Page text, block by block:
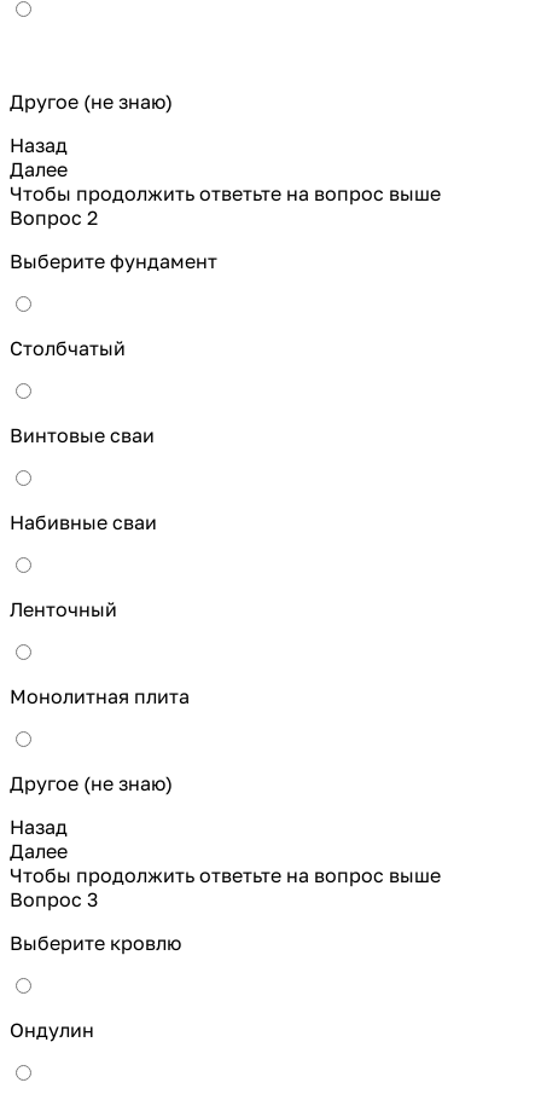
Другое (не знаю)
Назад
Далее
Чтобы продолжить ответьте на вопрос выше
Вопрос 2
Выберите фундамент
Столбчатый
Винтовые сваи
Набивные сваи
Ленточный
Монолитная плита
Другое (не знаю)
Назад
Далее
Чтобы продолжить ответьте на вопрос выше
Вопрос 3
Выберите кровлю
Ондулин